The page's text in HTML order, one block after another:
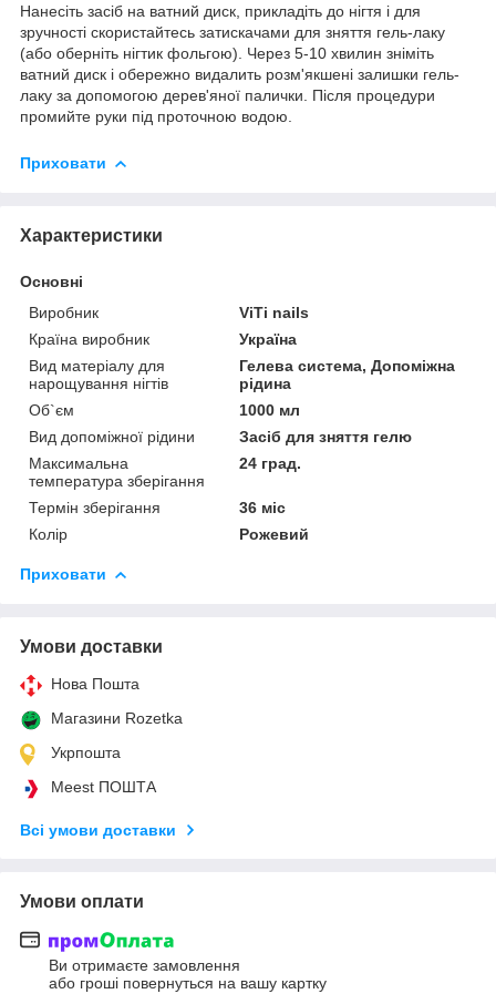
Нанесіть засіб на ватний диск, прикладіть до нігтя і для
зручності скористайтесь затискачами для зняття гель-лаку
(або оберніть нігтик фольгою). Через 5-10 хвилин зніміть
ватний диск і обережно видалить розм'якшені залишки гель-
лаку за допомогою дерев'яної палички. Після процедури
промийте руки під проточною водою.
Приховати
Характеристики
Основні
Виробник
ViTi nails
Країна виробник
Україна
Вид матеріалу для
нарощування нігтів
Гелева система, Допоміжна
рідина
Об`єм
1000 мл
Вид допоміжної рідини
Засіб для зняття гелю
Максимальна
температура зберігання
24 град.
Термін зберігання
36 міс
Колір
Рожевий
Приховати
Умови доставки
Нова Пошта
Магазини Rozetka
Укрпошта
Meest ПОШТА
Всі умови доставки
Умови оплати
Ви отримаєте замовлення
або гроші повернуться на вашу картку